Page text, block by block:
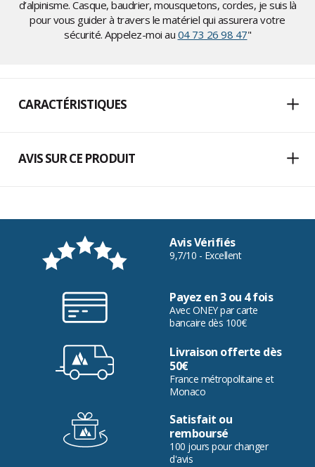
d’alpinisme. Casque, baudrier, mousquetons, cordes, je suis là
pour vous guider à travers le matériel qui assurera votre
sécurité. Appelez-moi au 04 73 26 98 47"
CARACTÉRISTIQUES
AVIS SUR CE PRODUIT
Avis Vérifiés
9,7/10 - Excellent
Payez en 3 ou 4 fois
Avec ONEY par carte
bancaire dès 100€
Livraison offerte dès
50€
France métropolitaine et
Monaco
Satisfait ou
remboursé
100 jours pour changer
d'avis